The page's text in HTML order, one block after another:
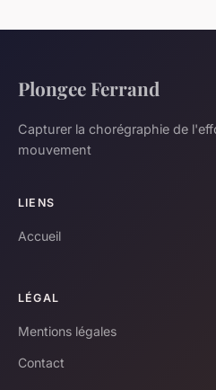
Plongee Ferrand
Capturer la chorégraphie de
mouvement
LIENS
Accueil
LÉGAL
Mentions légales
Contact